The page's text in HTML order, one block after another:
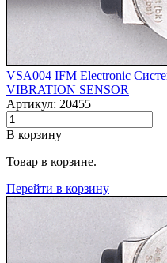
VSA004 IFM Electronic
VIBRATION SENSOR
Артикул: 20455
В корзину
Товар в корзине.
Перейти в корзину